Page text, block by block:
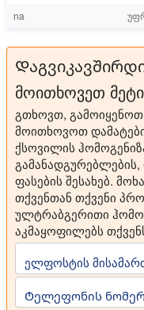
na
მოითხოვეთ
გთხოვთ,
მოითხოვოთ
ქსოვილის
ფასების შესახებ.
თქვენთან თქვენი
ულტრაბგერითი
აკმაყოფილებს
ელფოსტის
Ტელეფონის